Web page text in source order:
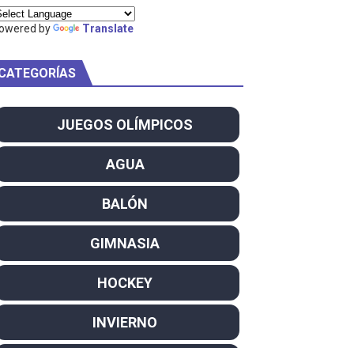
se reparten el botín y Caetano Horta y Rodrigo Conde
decacampeonas y quinto oro consecutivo
Champion
del mundo. Bronces para David Llorente y Miren
los más laureados
como campeón
by Translate
JUEGOS OLÍMPICOS
AGUA
BALÓN
GIMNASIA
HOCKEY
INVIERNO